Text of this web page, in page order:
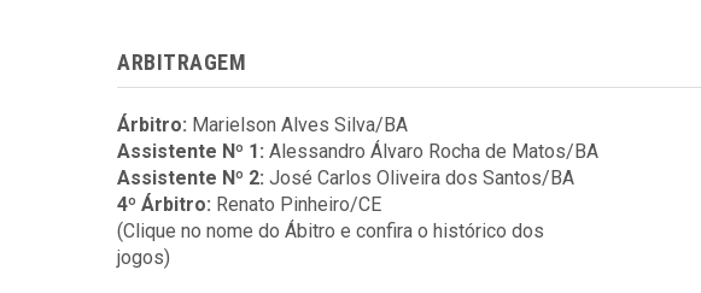
ARBITRAGEM
Árbitro: Marielson Alves Silva/BA
Assistente Nº 1: Alessandro Álvaro Rocha de Matos/BA
Assistente Nº 2: José Carlos Oliveira dos Santos/BA
4º Árbitro: Renato Pinheiro/CE
(Clique no nome do Ábitro e confira o histórico dos
jogos)